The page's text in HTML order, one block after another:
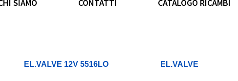
SIAMO CONTATTI CATALOGO RICAMBI
EL.VALVE 12V 5516LO EL.VALVE